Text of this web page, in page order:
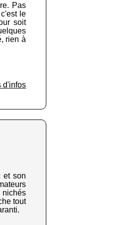
Pas
le
soit
rien à
d'infos
et son
nichés
tout